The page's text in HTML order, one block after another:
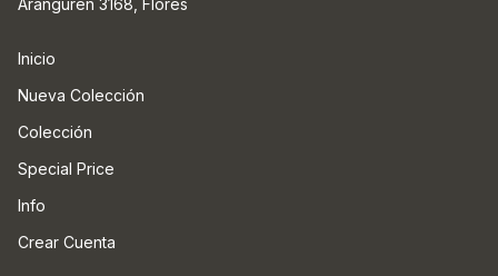
Inicio
Nueva Colección
Colección
Special Price
Info
Crear Cuenta